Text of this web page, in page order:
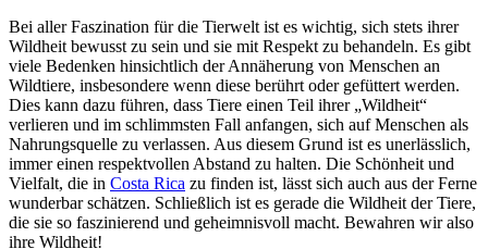
Bei aller Faszination für die Tierwelt ist es wichtig, sich stets ihrer
Wildheit bewusst zu sein und sie mit Respekt zu behandeln. Es gibt
viele Bedenken hinsichtlich der Annäherung von Menschen an
Wildtiere, insbesondere wenn diese berührt oder gefüttert werden.
Dies kann dazu führen, dass Tiere einen Teil ihrer „Wildheit“
verlieren und im schlimmsten Fall anfangen, sich auf Menschen als
Nahrungsquelle zu verlassen. Aus diesem Grund ist es unerlässlich,
immer einen respektvollen Abstand zu halten. Die Schönheit und
Vielfalt, die in Costa Rica zu finden ist, lässt sich auch aus der Ferne
wunderbar schätzen. Schließlich ist es gerade die Wildheit der Tiere,
die sie so faszinierend und geheimnisvoll macht. Bewahren wir also
ihre Wildheit!